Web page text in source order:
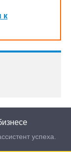
к
успеха.